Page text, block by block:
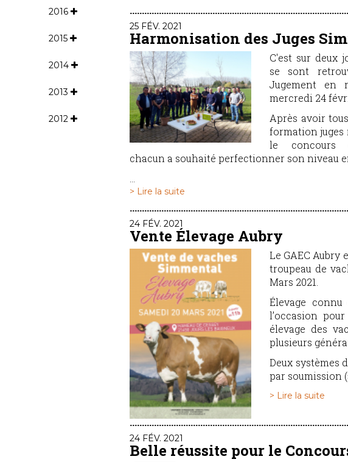
2016
2015
2014
2013
2012
25 FÉV. 2021
Harmonisation des Juges
C'est sur deux
se sont
Jugement en
mercredi 24
Après avoir
formation juges
le concours
chacun a souhaité perfectionner son niveau
> Lire la suite
24 FÉV. 2021
Vente Élevage Aubry
Le GAEC Aubry
troupeau de
Mars 2021.
Élevage
l’occasion
élevage des
plusieurs
Deux systèmes
par soumission
> Lire la suite
24 FÉV. 2021
Belle réussite pour le